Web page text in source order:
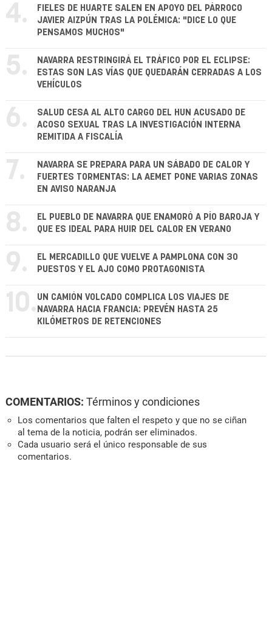
4.
FIELES DE HUARTE SALEN EN APOYO DEL PÁRROCO
JAVIER AIZPÚN TRAS LA POLÉMICA: "DICE LO QUE
PENSAMOS MUCHOS"
5.
NAVARRA RESTRINGIRÁ EL TRÁFICO POR EL ECLIPSE:
ESTAS SON LAS VÍAS QUE QUEDARÁN CERRADAS A LOS
VEHÍCULOS
6.
SALUD CESA AL ALTO CARGO DEL HUN ACUSADO DE
ACOSO SEXUAL TRAS LA INVESTIGACIÓN INTERNA
REMITIDA A FISCALÍA
7.
NAVARRA SE PREPARA PARA UN SÁBADO DE CALOR Y
FUERTES TORMENTAS: LA AEMET PONE VARIAS ZONAS
EN AVISO NARANJA
8.
EL PUEBLO DE NAVARRA QUE ENAMORÓ A PÍO BAROJA Y
QUE ES IDEAL PARA HUIR DEL CALOR EN VERANO
9.
EL MERCADILLO QUE VUELVE A PAMPLONA CON 30
PUESTOS Y EL AJO COMO PROTAGONISTA
10. UN CAMIÓN VOLCADO COMPLICA LOS VIAJES DE
NAVARRA HACIA FRANCIA: PREVÉN HASTA 25
KILÓMETROS DE RETENCIONES
COMENTARIOS: Términos y condiciones
Los comentarios que falten el respeto y que no se ciñan
al tema de la noticia, podrán ser eliminados.
Cada usuario será el único responsable de sus
comentarios.